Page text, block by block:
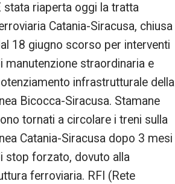
stata riaperta oggi la tratta
Catania-Siracusa, chiusa
18 giugno scorso per interventi
manutenzione straordinaria e
infrastrutturale della
Bicocca-Siracusa. Stamane
tornati a circolare i treni sulla
Catania-Siracusa dopo 3 mesi
stop forzato, dovuto alla
ferroviaria. RFI (Rete